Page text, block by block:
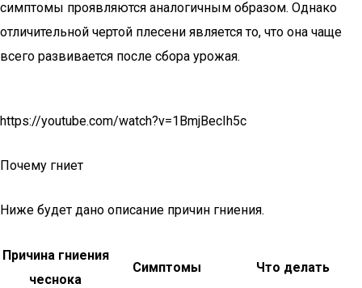
симптомы проявляются аналогичным образом. Однако
отличительной чертой плесени является то, что она чаще
всего развивается после сбора урожая.
https://youtube.com/watch?v=1BmjBecIh5c
Почему гниет
Ниже будет дано описание причин гниения.
Причина гниения
чеснока
Симптомы Что делать